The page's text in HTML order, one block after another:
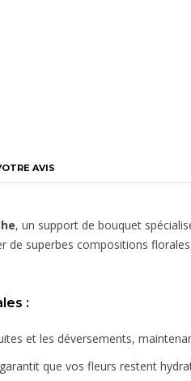
, un support de bouquet
de superbes compositions
:
et les déversements,
garantit que vos fleurs restent
AVIS